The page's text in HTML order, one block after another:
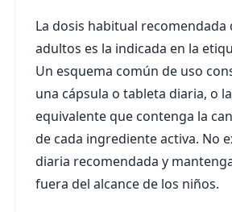
La dosis habitual recomendada
adultos es la indicada en la
Un esquema común de uso
una cápsula o tableta diaria, o
equivalente que contenga la
de cada ingrediente activa. No
diaria recomendada y
fuera del alcance de los niños.